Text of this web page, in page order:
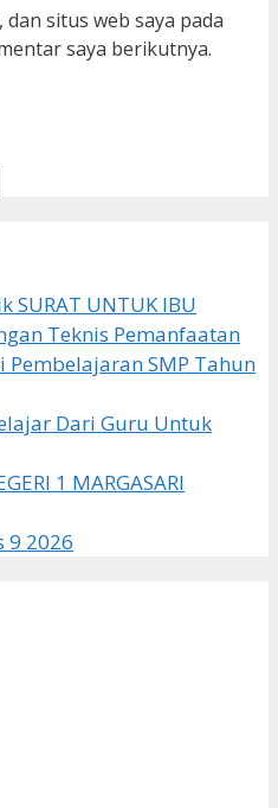
dan situs web saya pada
saya berikutnya.
UNTUK IBU
Teknis Pemanfaatan
SMP Tahun
Dari Guru Untuk
1 MARGASARI
9 2026